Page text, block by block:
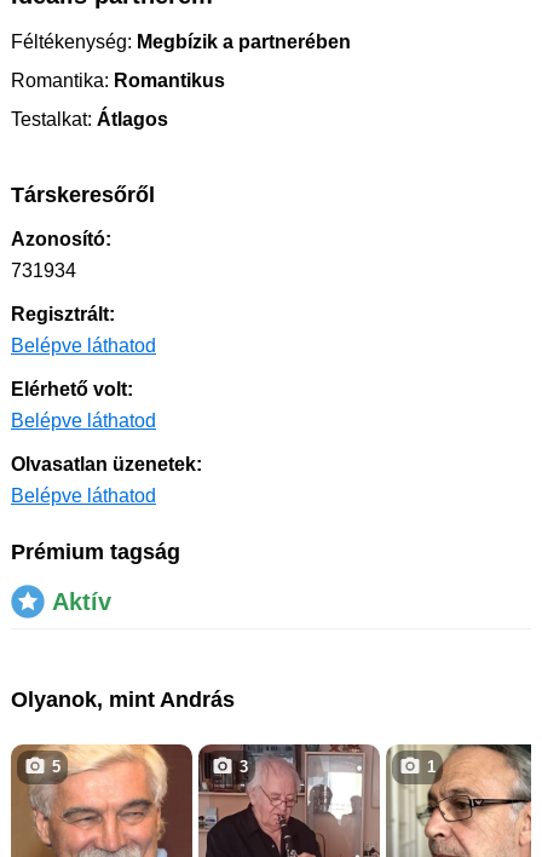
Féltékenység: Megbízik a partnerében
Romantika: Romantikus
Testalkat: Átlagos
Társkeresőről
Azonosító:
731934
Regisztrált:
Belépve láthatod
Elérhető volt:
Belépve láthatod
Olvasatlan üzenetek:
Belépve láthatod
Prémium tagság
Aktív
Olyanok, mint András
5 3 1